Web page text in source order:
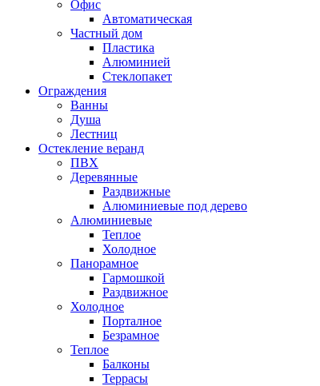
Офис
Автоматическая
Частный дом
Пластика
Алюминией
Стеклопакет
Ограждения
Ванны
Душа
Лестниц
Остекление веранд
ПВХ
Деревянные
Раздвижные
Алюминиевые под дерево
Алюминиевые
Теплое
Холодное
Панорамное
Гармошкой
Раздвижное
Холодное
Порталное
Безрамное
Теплое
Балконы
Террасы